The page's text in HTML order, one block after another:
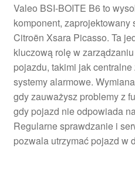
Valeo BSI-BOITE B6 to
komponent,
Citroën Xsara Picasso. Ta
kluczową rolę w
pojazdu, takimi jak
systemy alarmowe.
gdy zauważysz problemy z
gdy pojazd nie odpowiada
Regularne sprawdzanie i
pozwala utrzymać pojazd w